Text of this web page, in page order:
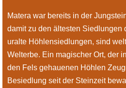
Matera war bereits in der
damit zu den ältesten Siedlungen
uralte Höhlensiedlungen, sind
Welterbe. Ein magischer Ort, der
den Fels gehauenen Höhlen
Besiedlung seit der Steinzeit